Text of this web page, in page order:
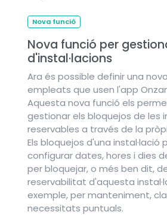
Nova funció
Nova funció per
d'instal·lacions
Ara és possible definir una
empleats que usen l'app
Aquesta nova funció els
gestionar els bloquejos de les
reservables a través de la
Els bloquejos d'una instal·lació
configurar dates, hores i dies
per bloquejar, o més ben dit,
reservabilitat d'aquesta
exemple, per manteniment,
necessitats puntuals.